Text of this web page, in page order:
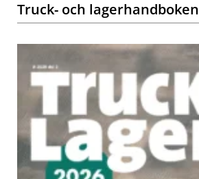
Truck- och lagerhandboken